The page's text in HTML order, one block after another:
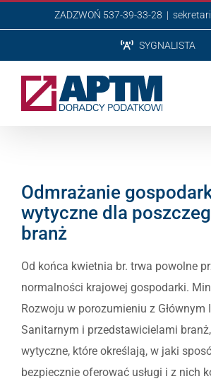
do
ZADZWOŃ 537-39-33-28 |
SYGNALISTA
Odmrażanie
wytyczne dla
branż
Od końca kwietnia br. trwa powolne
normalności krajowej gospodarki.
Rozwoju w porozumieniu z Głównym
Sanitarnym i przedstawicielami
wytyczne, które określają, w jaki
bezpiecznie oferować usługi i z nich